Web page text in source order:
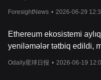
ForesightNews • 2026-06-29
Ethereum ekosistemi
yeniləmələr tətbiq edildi,
və institusional tətbiqləri
Odaily星球日报 • 2026-06-19